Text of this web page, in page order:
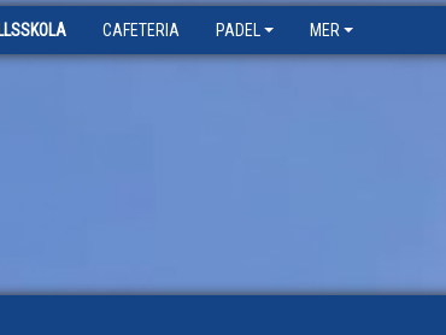
CAFETERIA PADEL MER